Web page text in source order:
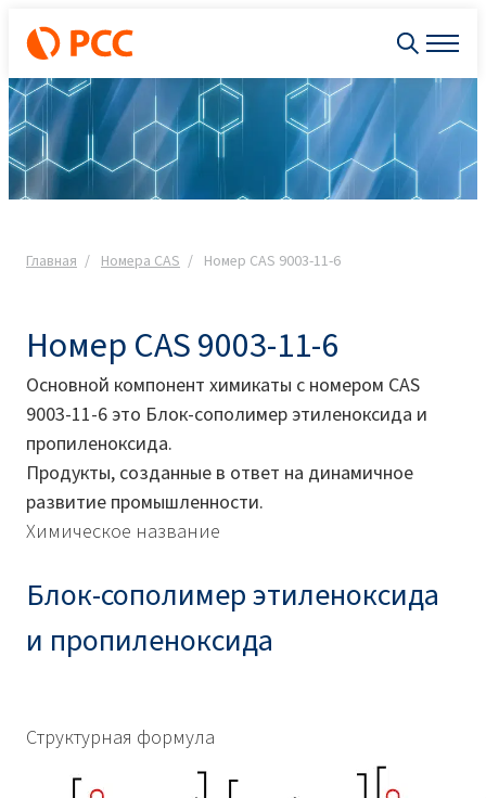
Главная Номера CAS Номер CAS 9003-11-6
Номер CAS 9003-11-6
Основной компонент xимикаты с номером CAS
9003-11-6 это Блок-сополимер этиленоксида и
пропиленоксида.
Продукты, созданные в ответ на динамичное
развитие промышленности.
Химическое название
Блок-сополимер этиленоксида
и пропиленоксида
Структурная формула